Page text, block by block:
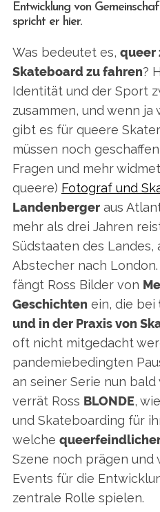
Entwicklung von
spricht er hier.
Was bedeutet es, queer
Skateboard zu fahren?
Identität und der Sport
zusammen, und wenn ja
gibt es für queere
müssen noch
Fragen und mehr
queere) Fotograf und
Landenbergeraus
mehr als drei Jahren
Südstaaten des
Abstecher nach
fängt Ross Bilder von
Geschichten ein, die bei
und in der Praxis von
oft nicht mitgedacht
pandemiebedingten
an seiner Serie nun bald
verrät Ross BLONDE,
und Skateboarding für
welche
Szene noch prägen und
Events für die
zentrale Rolle spielen.